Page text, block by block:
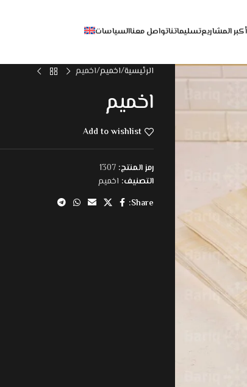
أكبر المشاريعتسليماتناتواصل معناالسياسات
الرئيسية اخميم اخميم
اخميم
Add to wishlist
رمز المنتج: 1307
التصنيف: اخميم
Share: